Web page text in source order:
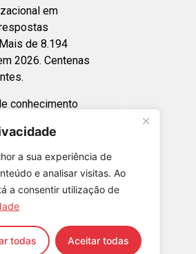
a sua experiência de
e analisar visitas. Ao
a consentir utilização de
todas Aceitar todas
em
de 8.194
2026. Centenas
conhecimento
2026 -
2025 -